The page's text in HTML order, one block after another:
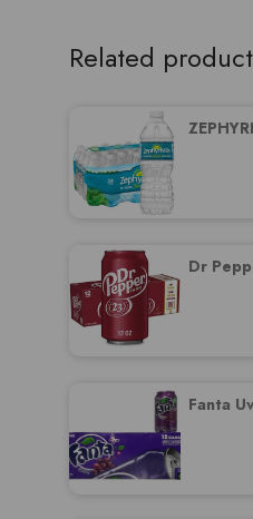
Related
Dr
Fanta